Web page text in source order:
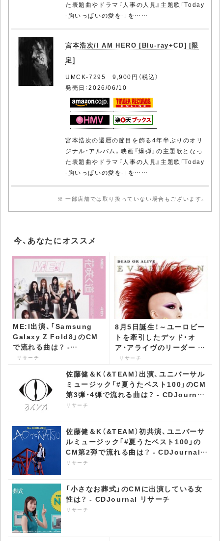
た表題曲やドラマ『人事の人見』主題歌「Today
-胸いっぱいの愛を-」を……
宮本浩次/I AM HERO [Blu-ray+CD] [限
定]
UMCK-7295 9,900円（税込）
発売日：2026/06/10
宮本浩次の還暦の節目を飾る4年半ぶりのオリ
ジナル・アルバム。映画『爆弾』の主題歌となっ
た表題曲やドラマ『人事の人見』主題歌「Today
-胸いっぱいの愛を-」を……
※ 一部店舗では取り扱っていない場合もございます。
今、あなたにオススメ
ME:I出演、「Samsung
Galaxy Z Fold8」のCM
で流れる曲は？ -
CDJournal リサーチ
リサーチ
8月5日誕生！～ユーロビー
トを牽引したデッド・オ
ア・アライヴのリーダー ピ
ート・バーンズ -
CDJournal リサーチ
リサーチ
佐藤健＆K（&TEAM）出演、ユニバーサル
ミュージック「#夏うたベスト100」のCM
第3弾・4弾で流れる曲は？ - CDJournal
リサーチ
リサーチ
佐藤健＆K（&TEAM）初共演、ユニバーサ
ルミュージック「#夏うたベスト100」の
CM第2弾で流れる曲は？ - CDJournal
リサーチ
リサーチ
「小さなお葬式」のCMに出演している女
性は？ - CDJournal リサーチ
リサーチ